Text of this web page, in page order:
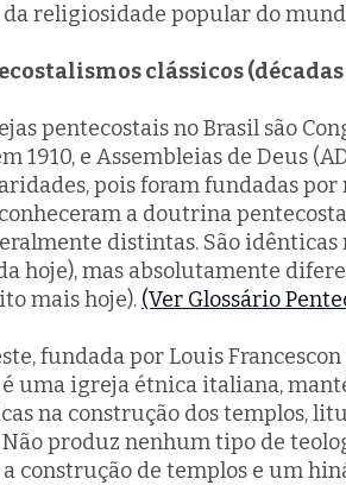
religiosidade popular do
clássicos (décadas
pentecostais no Brasil são
1910, e Assembleias de Deus
pois foram fundadas
a doutrina
distintas. São idênticas
hoje), mas absolutamente
mais hoje). (Ver Glossário
fundada por Louis Francescon
uma igreja étnica italiana,
na construção dos templos,
produz nenhum tipo de
construção de templos e um